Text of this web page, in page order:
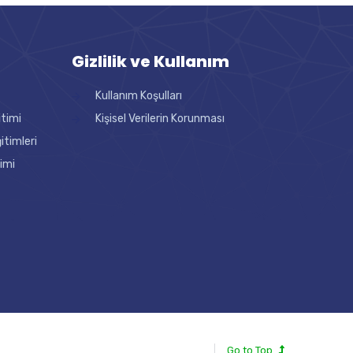
Gizlilik ve Kullanım
Kullanım Koşulları
Kişisel Verilerin Korunması
Go to Top